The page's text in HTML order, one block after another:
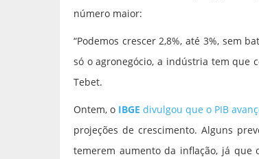
número maior:
“Podemos crescer 2,8%, até 3%, sem
só o agronegócio, a indústria tem que
Tebet.
Ontem, o IBGE divulgou que o PIB
projeções de crescimento. Alguns
temerem aumento da inflação, já